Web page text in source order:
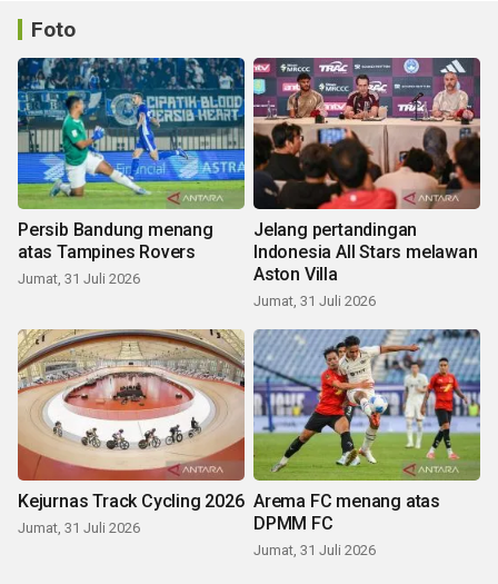
Foto
Persib Bandung menang
atas Tampines Rovers
Jumat, 31 Juli 2026
Jelang pertandingan
Indonesia All Stars melawan
Aston Villa
Jumat, 31 Juli 2026
Kejurnas Track Cycling 2026
Jumat, 31 Juli 2026
Arema FC menang atas
DPMM FC
Jumat, 31 Juli 2026